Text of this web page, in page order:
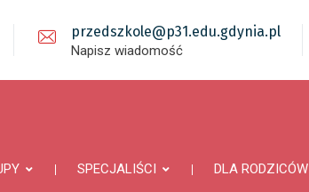
przedszkole@p31.edu.gdynia.pl
Napisz wiadomość
SPECJALIŚCI DLA RODZICÓW